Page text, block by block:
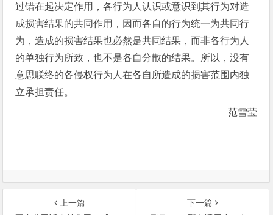
过错在起决定作用，各行为人认识或意识到其行为对造
成损害结果的共同作用，因而各自的行为统一为共同行
为，造成的损害结果也必然是共同结果，而非各行为人
的单独行为所致，也不是各自分散的结果。所以，没有
意思联络的各侵权行为人在各自所造成的损害范围内独
立承担责任。
范雪莹
上一篇
下一篇